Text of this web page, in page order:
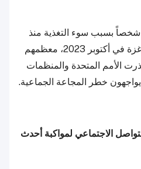
وقد توفي ما لا يقل عن 115 شخصاً بسبب سوء التغذية منذ
بدء الحرب الإسرائيلية على غزة في أكتوبر 2023، معظمهم
الأمم المتحدة والمنظمات
خطر المجاعة الجماعية.
الاجتماعي لمواكبة أحدث